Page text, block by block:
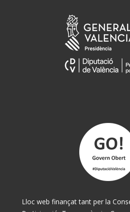
Lloc web finançat tant per la